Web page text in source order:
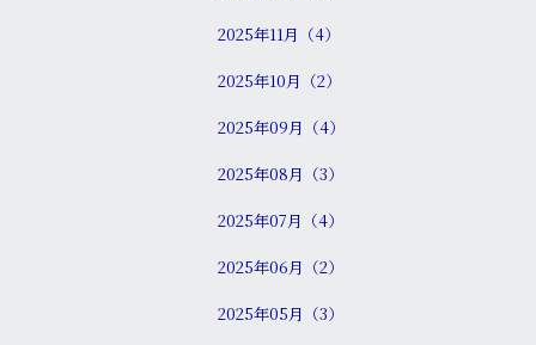
2025年11月（4）
2025年10月（2）
2025年09月（4）
2025年08月（3）
2025年07月（4）
2025年06月（2）
2025年05月（3）